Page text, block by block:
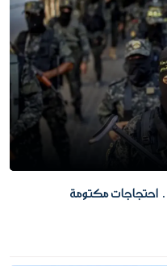
احتجاجات مكتومة